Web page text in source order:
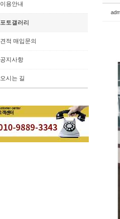
이용안내
포토갤러리
견적 매입문의
공지사항
오시는 길